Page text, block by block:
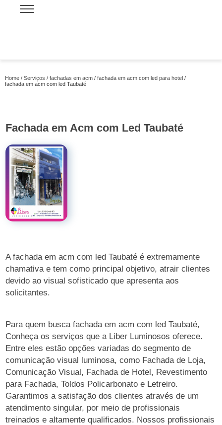
Home Serviços fachadas em acm
fachada em acm com led para hotel
fachada em acm com led Taubaté
Fachada em Acm com Led Taubaté
A fachada em acm com led Taubaté é extremamente
chamativa e tem como principal objetivo, atrair clientes
devido ao visual sofisticado que apresenta aos
solicitantes.
Para quem busca fachada em acm com led Taubaté,
Conheça os serviços que a Liber Luminosos oferece.
Entre eles estão opções variadas do segmento de
comunicação visual luminosa, como Fachada de Loja,
Comunicação Visual, Fachada de Hotel, Revestimento
para Fachada, Toldos Policarbonato e Letreiro.
Garantimos a satisfação dos clientes através de um
atendimento singular, por meio de profissionais
treinados e altamente qualificados. Nossos profissionais